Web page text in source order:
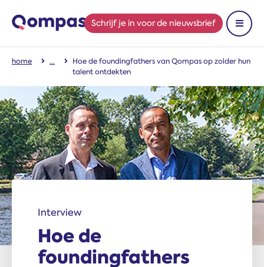
Schrijf je in voor de nieuwsbrief
Toon
home
Hoe de foundingfathers van Qompas op zolder hun
talent ontdekten
Interview
Hoe de
foundingfathers